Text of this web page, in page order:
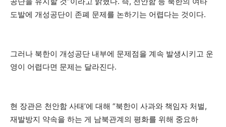
도발에 개성공단이 존폐 문제를 논하기는 어렵다는 것이다.
그러나 북한이 개성공단 내부에 문제점을 계속 발생시키고 운
영이 어렵다면 문제는 달라진다.
현 장관은 천안함 사태’에 대해 “북한이 사과와 책임자 처벌,
재발방지 약속을 하는 게 남북관계의 평화를 위해 중요하